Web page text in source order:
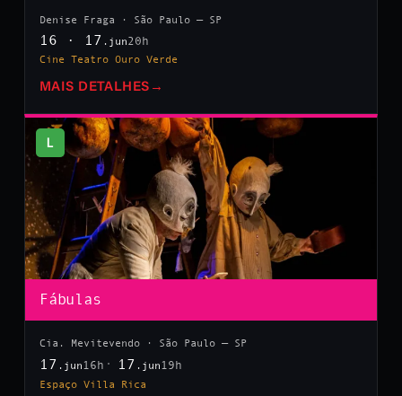
Denise Fraga · São Paulo — SP
16 · 17 .jun20h
Cine Teatro Ouro Verde
MAIS DETALHES →
L
Fábulas
Cia. Mevitevendo · São Paulo — SP
17 .jun 16h 17 .jun 19h
Espaço Villa Rica